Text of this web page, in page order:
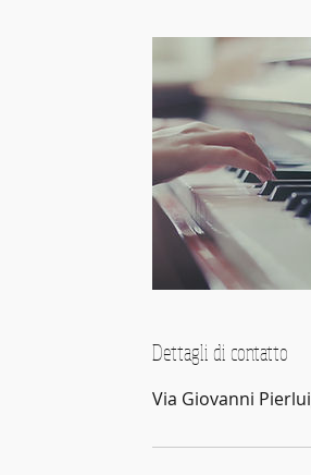
Dettagli di contatto
Via Giovanni